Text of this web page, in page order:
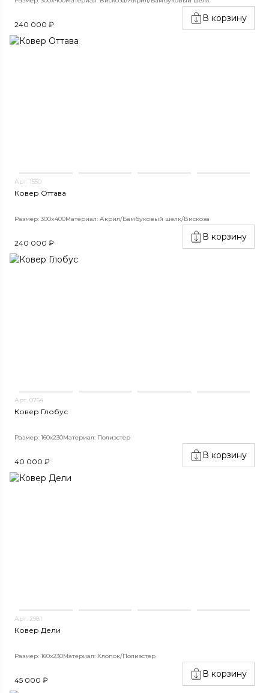
240 000 ₽
В корзину
Арт. 1550
Ковер Оттава
Размер: 300x400Материал: Акрил/Бамбуковый шёлк/Вискоза
240 000 ₽
В корзину
Арт. 0764
Ковер Глобус
Размер: 160х230Материал: Полиэстер
40 000 ₽
В корзину
Арт. 2981
Ковер Дели
Размер: 160х230Материал: Хлопок/Полиэстер
45 000 ₽
В корзину